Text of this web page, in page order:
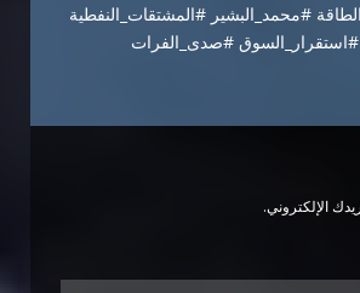
#محمد_البشير #المشتقات_النفطية
#استقرار_السوق #صدى_الفرات
الإلكتروني.